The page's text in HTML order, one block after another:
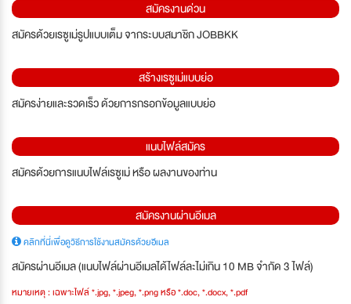
สมัครงานด่วน
สมัครด้วยเรซูเม่รูปแบบเต็ม จากระบบสมาชิก JOBBKK
สร้างเรซูเม่แบบย่อ
สมัครง่ายและรวดเร็ว ด้วยการกรอกข้อมูลแบบย่อ
แนบไฟล์สมัคร
สมัครด้วยการแนบไฟล์เรซูเม่ หรือ ผลงานของท่าน
สมัครงานผ่านอีเมล
คลิกที่นี่เพื่อดูวิธีการใช้งานสมัครด้วยอีเมล
สมัครผ่านอีเมล (แนบไฟล์ผ่านอีเมลได้ไฟล์ละไม่เกิน 10 MB จำกัด 3 ไฟล์)
หมายเหตุ : เฉพาะไฟล์ *.jpg, *.jpeg, *.png หรือ *.doc, *.docx, *.pdf